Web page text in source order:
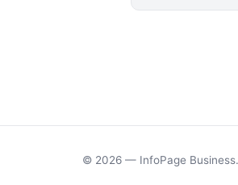
© 2026 — InfoPage Business.